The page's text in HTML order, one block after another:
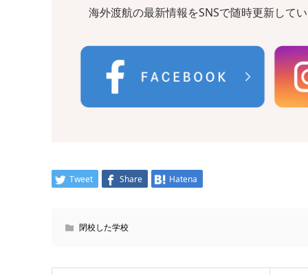
海外渡航の最新情報をSNSで随時更新して
Tweet Share Hatena
閉校した学校